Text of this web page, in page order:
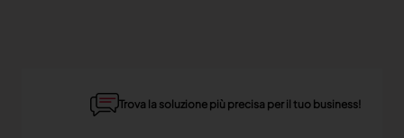
Trova la soluzione più precisa per il tuo business!